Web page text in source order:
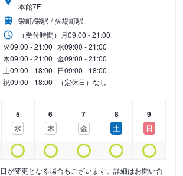
本館7F
栄町/栄駅
矢場町駅
（受付時間） 月09:00 - 21:00
火09:00 - 21:00 水09:00 - 21:00
木09:00 - 21:00 金09:00 - 21:00
土09:00 - 18:00 日09:00 - 18:00
祝09:00 - 18:00 （定休日）なし
5
水
6
木
7
金
8
土
9
日
が変更となる場合もございます。詳細はお問い合